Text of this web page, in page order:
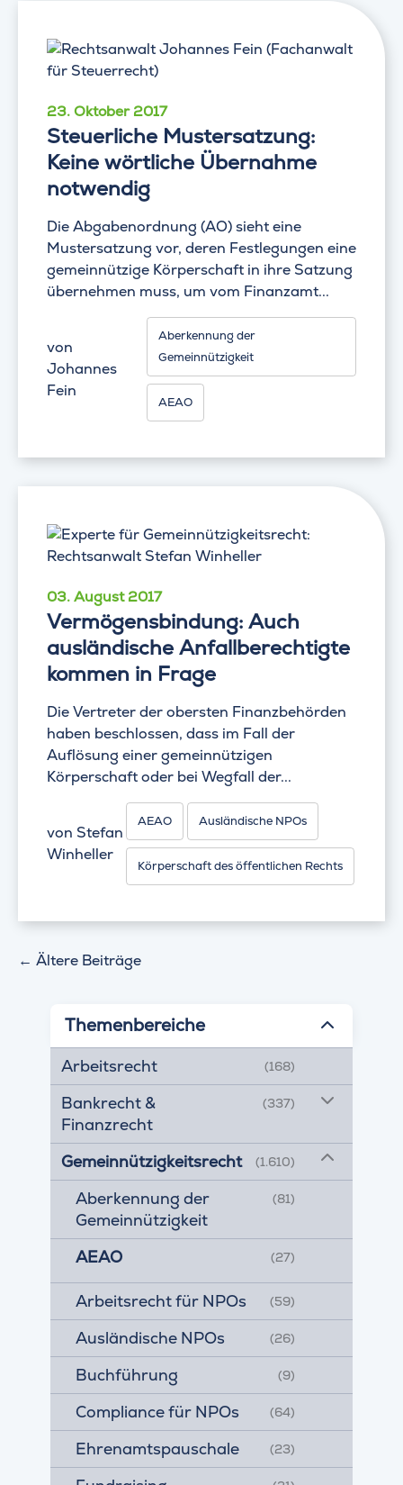
23. Oktober 2017
Steuerliche Mustersatzung:
Keine wörtliche Übernahme
notwendig
Die Abgabenordnung (AO) sieht eine
Mustersatzung vor, deren Festlegungen eine
gemeinnützige Körperschaft in ihre Satzung
übernehmen muss, um vom Finanzamt...
von
Johannes
Fein
Aberkennung der
Gemeinnützigkeit
AEAO
03. August 2017
Vermögensbindung: Auch
ausländische Anfallberechtigte
kommen in Frage
Die Vertreter der obersten Finanzbehörden
haben beschlossen, dass im Fall der
Auflösung einer gemeinnützigen
Körperschaft oder bei Wegfall der...
von Stefan
Winheller
AEAO Ausländische NPOs
Körperschaft des öffentlichen Rechts
← Ältere Beiträge
Themenbereiche
Arbeitsrecht (168)
Bankrecht &
Finanzrecht
(337)
Gemeinnützigkeitsrecht (1.610)
Aberkennung der
Gemeinnützigkeit
(81)
AEAO (27)
Arbeitsrecht für NPOs (59)
Ausländische NPOs (26)
Buchführung (9)
Compliance für NPOs (64)
Ehrenamtspauschale (23)